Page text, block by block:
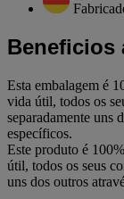
Beneficios
Esta embalagem é
vida útil, todos os
separadamente uns
específicos.
Este produto é
útil, todos os seus
uns dos outros